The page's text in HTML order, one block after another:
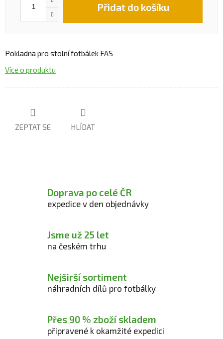
Přidat do košíku
Pokladna pro stolní fotbálek FAS
Více o produktu
ZEPTAT SE HLÍDAT
Doprava po celé ČR
expedice v den objednávky
Jsme už 25 let
na českém trhu
Nejširší sortiment
náhradních dílů pro fotbálky
Přes 90 % zboží skladem
připravené k okamžité expedici